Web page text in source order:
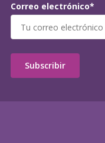
Correo electrónico*
Subscribir